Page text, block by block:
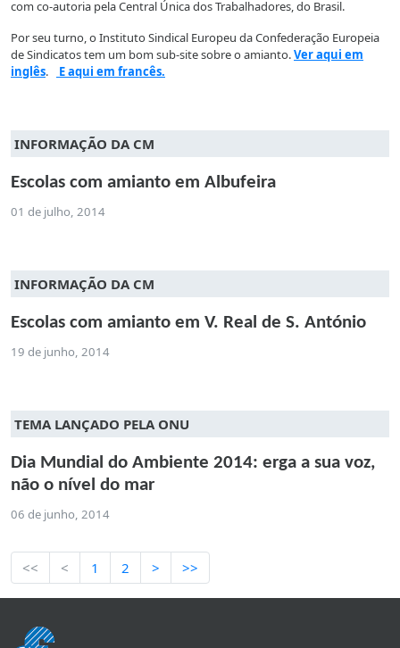
com co-autoria pela Central Única dos Trabalhadores, do Brasil.
Por seu turno, o Instituto Sindical Europeu da Confederação Europeia
de Sindicatos tem um bom sub-site sobre o amianto.Ver aqui em
inglês. E aqui em francês.
INFORMAÇÃO DA CM
Escolas com amianto em Albufeira
01 de julho, 2014
INFORMAÇÃO DA CM
Escolas com amianto em V. Real de S. António
19 de junho, 2014
TEMA LANÇADO PELA ONU
Dia Mundial do Ambiente 2014: erga a sua voz,
não o nível do mar
06 de junho, 2014
<< < 1 2 > >>